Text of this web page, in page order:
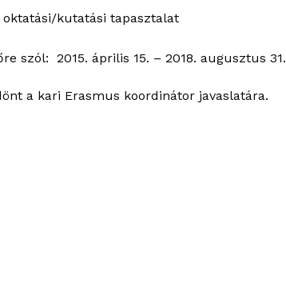
kutatási tapasztalat
szól: 2015. április 15. – 2018. augusztus 31.
a kari Erasmus koordinátor javaslatára.